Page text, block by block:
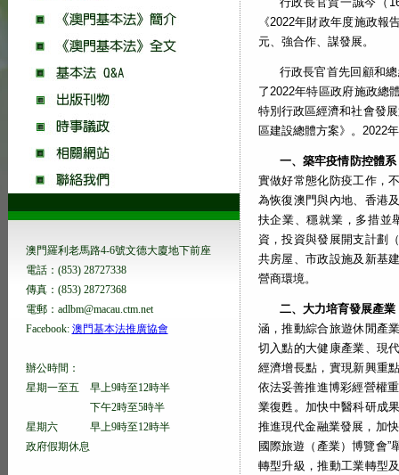
澳門羅利老馬路4-6號文德大廈地下前座
電話：(853) 28727338
傳真：(853) 28727368
電郵：adlbm@macau.ctm.net
Facebook: 澳門基本法推廣協會
辦公時間：
星期一至五 早上9時至12時半
下午2時至5時半
星期六 早上9時至12時半
政府假期休息
《2022年財政年度施政
元、強合作、謀發展。
行政長官首先回顧和
了2022年特區政府施政總
特別行政區經濟和社會發
區建設總體方案》。2022
一、築牢疫情防控體
實做好常態化防疫工作，
為恢復澳門與內地、香港
扶企業、穩就業，多措並
資，投資與發展開支計劃
共房屋、市政設施及新基
營商環境。
二、大力培育發展產
涵，推動綜合旅遊休閒產
切入點的大健康產業、現
經濟增長點，實現新興重
依法妥善推進博彩經營權
業復甦。加快中醫科研成
推進現代金融業發展，加
國際旅遊（產業）博覽會
轉型升級，推動工業轉型